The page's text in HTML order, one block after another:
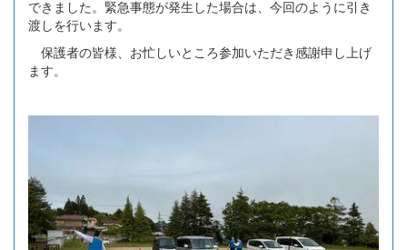
できました。緊急事態が発生した場合は、今回のように引き
渡しを行います。
保護者の皆様、お忙しいところ参加いただき感謝申し上げ
ます。